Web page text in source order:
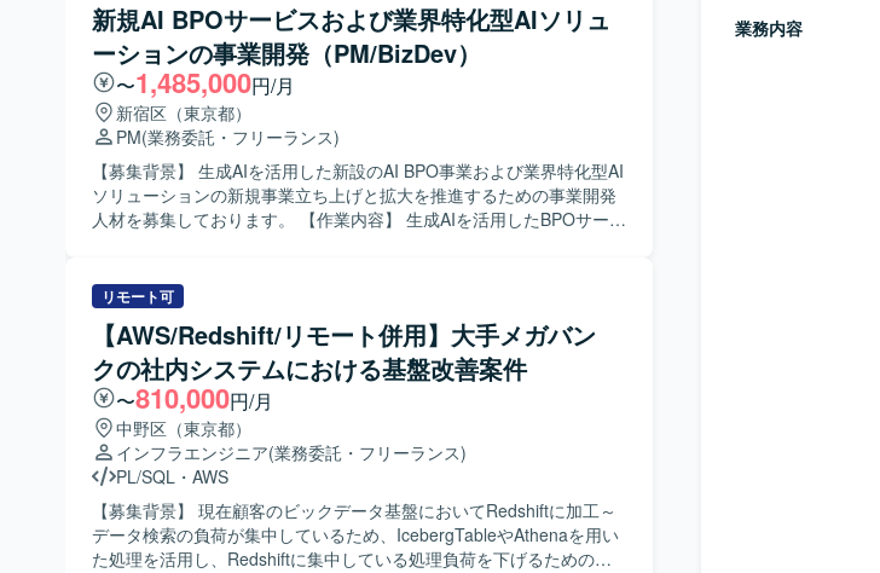
ていただきます。CI/CDパイプラインの構築や改善、OAuthなどのトー
クンベース認証の実装、MyBatisやGradleを用いたアプリケーション
開発も担当していただきます。 【求める人物像】 自走して設計・実装
を進められ、主体的に課題解決に取り組んでいただける方を求めてお
ります。新しい技術やアーキテクチャに対して学習意欲が高く、チー
ムメンバーと円滑にコミュニケーションを取りながら開発を進められ
る方が望ましいです。 【ポジションの魅力】 マイクロサービスアーキ
テクチャやマイクロフロントエンド構成などのモダンなアーキテクチ
ャに携わることができます。APIやバッチの性能改善・チューニング、
Java（Java17）、SpringBoot、React（React18）、TypeScript、
PostgreSQL、MyBatis、Gradle、Docker、OpenAPI（Swagger）、
Git、GitHub Actionsなどを利用した開発環境となります。
新規AI BPOサービスおよび業界特化型AIソリュ
ーションの事業開発（PM/BizDev）
〜1,485,000円/月
新宿区（東京都）
PM(業務委託・フリーランス)
【募集背景】 生成AIを活用した新設のAI BPO事業および業界特化型AI
ソリューションの新規事業立ち上げと拡大を推進するための事業開発
人材を募集しております。 【作業内容】 生成AIを活用したBPOサービ
題を抽出・構造化し、業務プロセスを詳細に分解した上でAIエージェ
ント化に向けた要件定義・仕様策定を行います。AI実行ログや品質KPI
に基づき、プロダクトおよび運用の改善サイクルを設計・実行してい
ただきます。エンジニアやデザイナーと連携しながらプロダクトの機
能企画や開発ディレクションを行い、展示会や商談を通じて得られた
顧客フィードバックをプロダクトへ反映していただきます。 【求める
人物像】 ベンチャー気質なカルチャーに抵抗がなく、ロジカルかつタ
フさを持ち合わせている方を求めております。正解のない新規事業環
境で主体的に仮説検証を繰り返しながら業務を推進できる方にマッチ
したポジションです。 【ポジションの魅力】 最先端の生成AI技術を活
用し、業務の自動化・完結を目指す新規事業の立ち上げフェーズから
関わることができます。顧客の課題ヒアリングから業務プロセスの分
リモート可
【AWS/Redshift/リモート併用】大手メガバン
クの社内システムにおける基盤改善案件
〜810,000円/月
中野区（東京都）
インフラエンジニア(業務委託・フリーランス)
PL/SQL ・ AWS
【募集背景】 現在顧客のビックデータ基盤においてRedshiftに加工～
データ検索の負荷が集中しているため、IcebergTableやAthenaを用い
た処理を活用し、Redshiftに集中している処理負荷を下げるための基
業務内容